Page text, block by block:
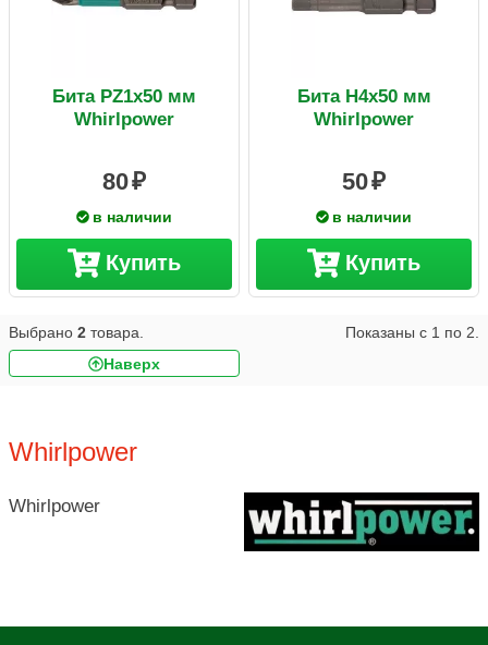
Бита PZ1х50 мм
Whirlpower
80
в наличии
Купить
Бита H4х50 мм
Whirlpower
50
в наличии
Купить
Выбрано 2 товара. Показаны с 1 по 2.
Наверх
Whirlpower
Whirlpower